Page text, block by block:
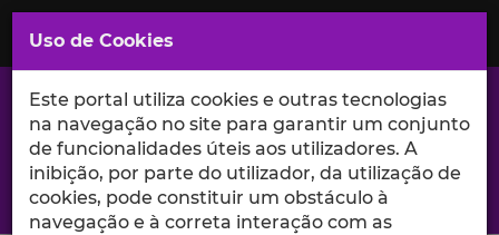
Saltar
para
Conteúdo
Principal
A excelência da investigação e ciência no Iscte
Uso de Cookies
Este portal utiliza cookies e outras tecnologias
na navegação no site para garantir um conjunto
de funcionalidades úteis aos utilizadores. A
inibição, por parte do utilizador, da utilização de
cookies, pode constituir um obstáculo à
navegação e à correta interação com as